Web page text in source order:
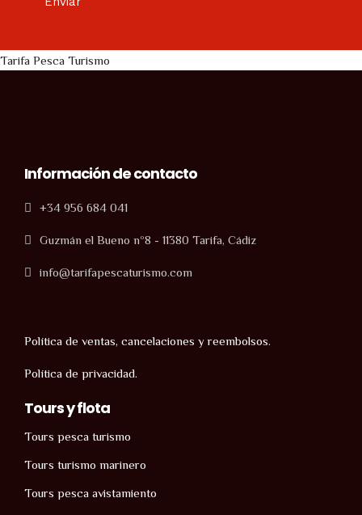
Tarifa Pesca Turismo
Información de contacto
+34 956 684 041
Guzmán el Bueno nº8 - 11380 Tarifa, Cádiz
info@tarifapescaturismo.com
Política de ventas, cancelaciones y reembolsos.
Política de privacidad.
Tours y flota
Tours pesca turismo
Tours turismo marinero
Tours pesca avistamiento